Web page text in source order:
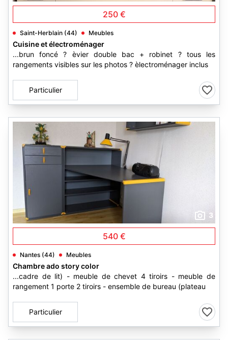
250 €
Saint-Herblain (44) Meubles
Cuisine et électroménager
...brun foncé ? èvier double bac + robinet ? tous les
rangements visibles sur les photos ? èlectroménager inclus
Particulier
3
540 €
Nantes (44) Meubles
Chambre ado story color
...cadre de lit) - meuble de chevet 4 tiroirs - meuble de
rangement 1 porte 2 tiroirs - ensemble de bureau (plateau
Particulier